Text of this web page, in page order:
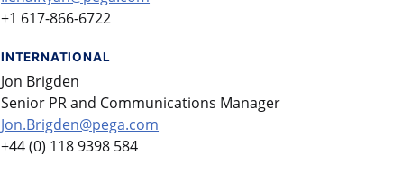
+1 617-866-6722
INTERNATIONAL
Jon Brigden
Senior PR and Communications Manager
Jon.Brigden@pega.com
+44 (0) 118 9398 584